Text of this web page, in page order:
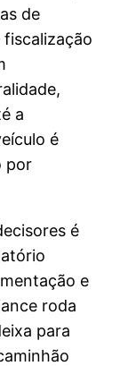
de
a
é
por
é
e
roda
para